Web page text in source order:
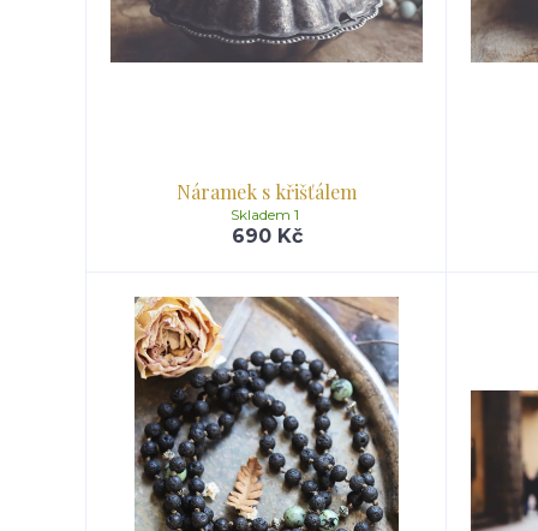
Náramek s křišťálem
690 Kč
Skladem 1